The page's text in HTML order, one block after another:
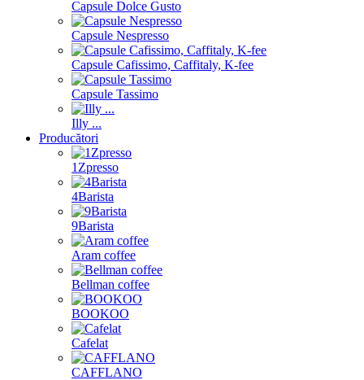
Capsule Dolce Gusto
Capsule Nespresso
Capsule Cafissimo, Caffitaly, K-fee
Capsule Tassimo
Illy ...
Producători
1Zpresso
4Barista
9Barista
Aram coffee
Bellman coffee
BOOKOO
Cafelat
CAFFLANO